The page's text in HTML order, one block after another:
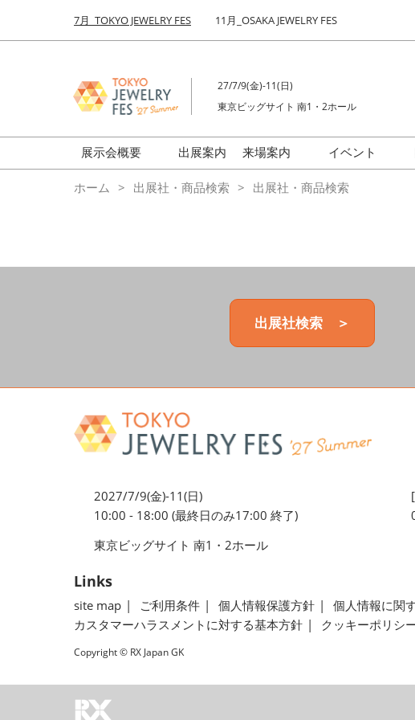
キ
し
て
む
to
7月_TOKYO JEWELRY FES 11月_OSAKA JEWELRY FES
27/7/9(金)-11(日)
東京ビッグサイト 南1・2ホール
展示会概要
前回来場者数
ミネラル&ストーンFES
出展案内
来場案内
会場の様子
イベント
ホーム 出展社・商品検索 出展社・商品検索
出展社検索 ＞
2027/7/9(金)-11(日)
10:00 - 18:00 (最終日のみ17:00 終了)
東京ビッグサイト 南1・2ホール
Links
site map ご利用条件 個人情報保護方針 個人情報に関
カスタマーハラスメントに対する基本方針
クッキーポリシ
Copyright © RX Japan GK